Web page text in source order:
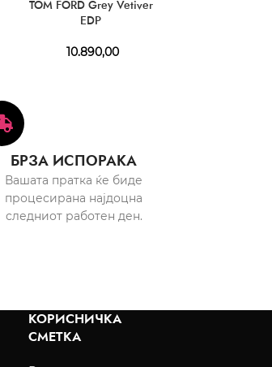
TOM FORD Grey Vetiver
EDP
10.890,00
БРЗА ИСПОРАКА
Вашата пратка ќе биде
процесирана најдоцна
следниот работен ден.
КОРИСНИЧКА
СМЕТКА